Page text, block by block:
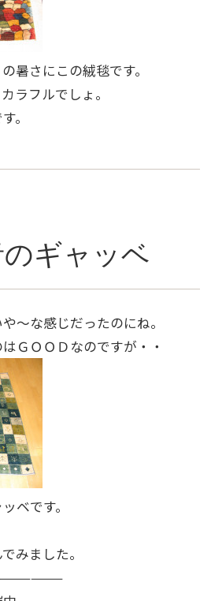
暑さにこの絨毯です。
ラフルでしょ。
。
ギャッベ
〜な感じだったのにね。
ＧＯＯＤなのですが・・
ベです。
みました。